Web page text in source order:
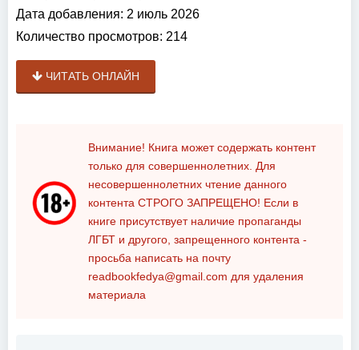
Дата добавления: 2 июль 2026
Количество просмотров: 214
ЧИТАТЬ ОНЛАЙН
Внимание! Книга может содержать контент
только для совершеннолетних. Для
несовершеннолетних чтение данного
контента СТРОГО ЗАПРЕЩЕНО! Если в
книге присутствует наличие пропаганды
ЛГБТ и другого, запрещенного контента -
просьба написать на почту
readbookfedya@gmail.com для удаления
материала